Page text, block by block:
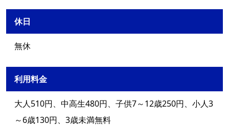
休日
無休
利用料金
大人510円、中高生480円、子供7～12歳250円、小人3
～6歳130円、3歳未満無料